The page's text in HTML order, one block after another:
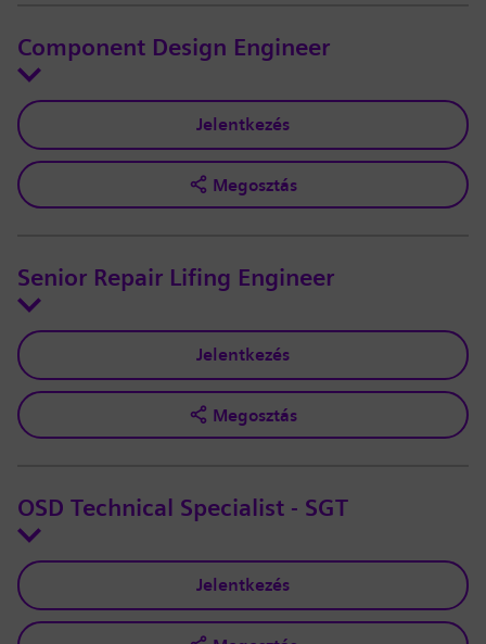
Component Design Engineer
Jelentkezés
Megosztás
Senior Repair Lifing Engineer
Jelentkezés
Megosztás
OSD Technical Specialist - SGT
Jelentkezés